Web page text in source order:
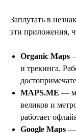
Заплутать в
эти приложения,
Organic Maps
и трекинга.
MAPS.ME —
великов и
работает
Google Maps —